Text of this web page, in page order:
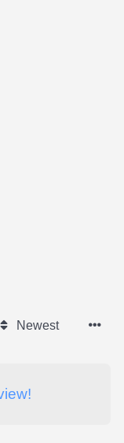
Newest